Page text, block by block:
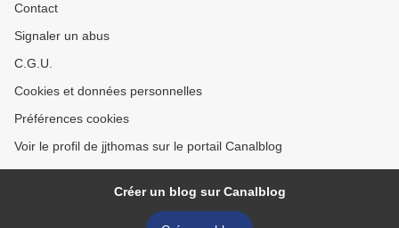
Contact
Signaler un abus
C.G.U.
Cookies et données personnelles
Préférences cookies
Voir le profil de jjthomas sur le portail Canalblog
Créer un blog sur Canalblog